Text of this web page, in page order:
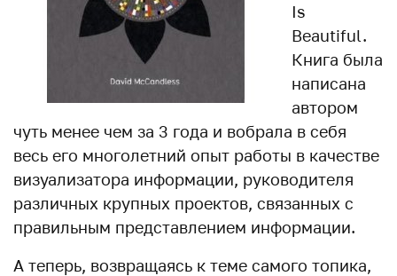
Is
Beautiful.
Книга была
написана
автором
чуть менее чем за 3 года и вобрала в себя
весь его многолетний опыт работы в качестве
визуализатора информации, руководителя
различных крупных проектов, связанных с
правильным представлением информации.
А теперь, возвращаясь к теме самого топика,